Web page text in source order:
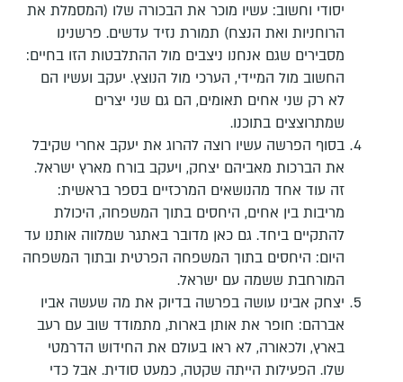
יסודי וחשוב: עשיו מוכר את הבכורה שלו (המסמלת את
הרוחניות ואת הנצח) תמורת נזיד עדשים. פרשנינו
מסבירים שגם אנחנו ניצבים מול ההתלבטות הזו בחיים:
החשוב מול המיידי, הערכי מול הנוצץ. יעקב ועשיו הם
לא רק שני אחים תאומים, הם גם שני יצרים
שמתרוצצים בתוכנו.
בסוף הפרשה עשיו רוצה להרוג את יעקב אחרי שקיבל
את הברכות מאביהם יצחק, ויעקב בורח מארץ ישראל.
זה עוד אחד מהנושאים המרכזיים בספר בראשית:
מריבות בין אחים, היחסים בתוך המשפחה, היכולת
להתקיים ביחד. גם כאן מדובר באתגר שמלווה אותנו עד
היום: היחסים בתוך המשפחה הפרטית ובתוך המשפחה
המורחבת ששמה עם ישראל.
יצחק אבינו עושה בפרשה בדיוק את מה שעשה אביו
אברהם: חופר את אותן בארות, מתמודד שוב עם רעב
בארץ, ולכאורה, לא ראו בעולם את החידוש הדרמטי
שלו. הפעילות הייתה שקטה, כמעט סודית. אבל כדי